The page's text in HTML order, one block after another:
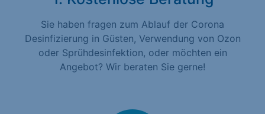
Sie haben fragen zum Ablauf der Corona
Desinfizierung in Güsten, Verwendung von Ozon
oder Sprühdesinfektion, oder möchten ein
Angebot? Wir beraten Sie gerne!